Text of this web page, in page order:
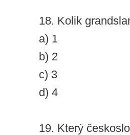
18. Kolik
a) 1
b) 2
c) 3
d) 4
19. Který